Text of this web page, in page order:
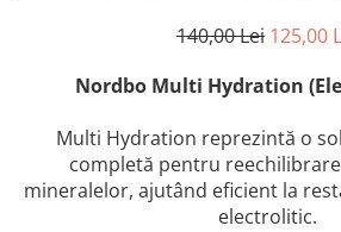
140,00 Lei 125,00
Nordbo Multi Hydration
Multi Hydration reprezintă o
completă pentru
mineralelor, ajutând eficient la
electrolitic.